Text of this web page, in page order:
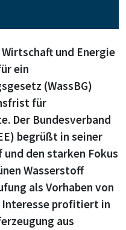
und Energie
ein
(WassBG)
für
Der Bundesverband
begrüßt in seiner
den starken Fokus
Wasserstoff
als Vorhaben von
profitiert in
aus